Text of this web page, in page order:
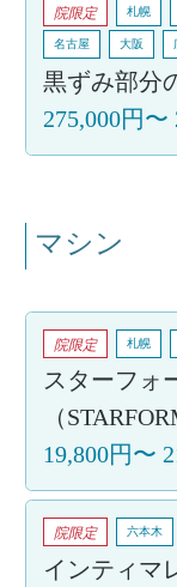
院限定 札幌
名古屋 大阪
黒ずみ部分
275,000円〜
マシン
院限定 札幌
スターフォ
（
19,800円〜
院限定 六本木
インティマ